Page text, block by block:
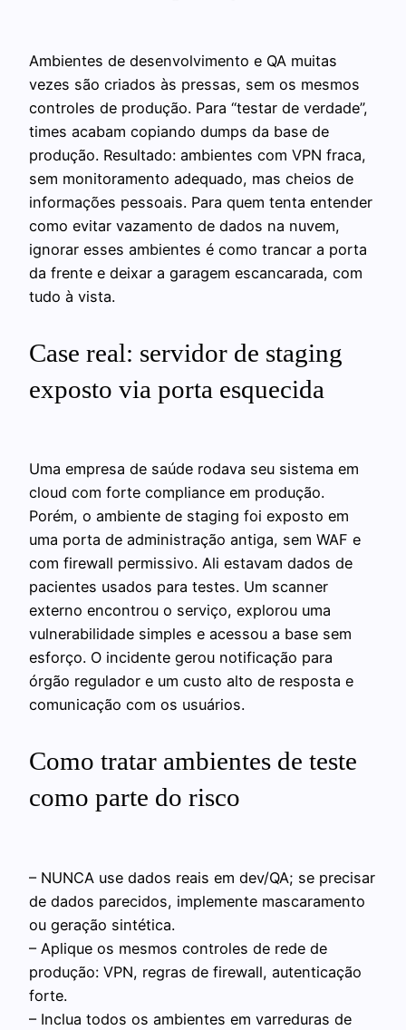
Ambientes de desenvolvimento e QA muitas
vezes são criados às pressas, sem os mesmos
controles de produção. Para “testar de verdade”,
times acabam copiando dumps da base de
produção. Resultado: ambientes com VPN fraca,
sem monitoramento adequado, mas cheios de
informações pessoais. Para quem tenta entender
como evitar vazamento de dados na nuvem,
ignorar esses ambientes é como trancar a porta
da frente e deixar a garagem escancarada, com
tudo à vista.
Case real: servidor de staging
exposto via porta esquecida
Uma empresa de saúde rodava seu sistema em
cloud com forte compliance em produção.
Porém, o ambiente de staging foi exposto em
uma porta de administração antiga, sem WAF e
com firewall permissivo. Ali estavam dados de
pacientes usados para testes. Um scanner
externo encontrou o serviço, explorou uma
vulnerabilidade simples e acessou a base sem
esforço. O incidente gerou notificação para
órgão regulador e um custo alto de resposta e
comunicação com os usuários.
Como tratar ambientes de teste
como parte do risco
– NUNCA use dados reais em dev/QA; se precisar
de dados parecidos, implemente mascaramento
ou geração sintética.
– Aplique os mesmos controles de rede de
produção: VPN, regras de firewall, autenticação
forte.
– Inclua todos os ambientes em varreduras de